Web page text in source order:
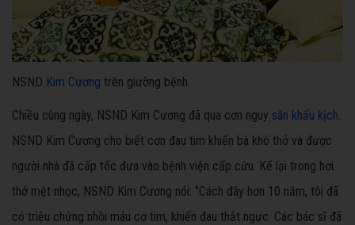
NSND Kim Cương trên giường bệnh
Chiều cùng ngày, NSND Kim Cương đã qua cơn nguy sân khấu kịch
NSND Kim Cương cho biết cơn đau tim khiến bà khó thở và được
người nhà đã cấp tốc đưa vào bệnh viện cấp cứu. Kể lại trong hơi
thở mệt nhọc, NSND Kim Cương nói: "Cách đây hơn 10 năm, tôi đã
có triệu chứng nhồi máu cơ tim, khiến đau thắt ngực. Các bác sĩ đã